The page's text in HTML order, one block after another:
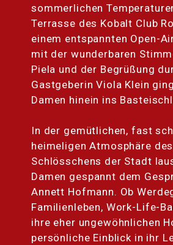
sommerlichen
Terrasse des Kobalt Club
einem entspannten Open-
mit der wunderbaren
Piela und der Begrüßung
Gastgeberin Viola Klein
Damen hinein ins
In der gemütlichen, fast
heimeligen Atmosphäre
Schlösschens der Stadt
Damen gespannt dem
Annett Hofmann. Ob
Familienleben, Work-Life-
ihre eher ungewöhnlichen
persönliche Einblick in ihr